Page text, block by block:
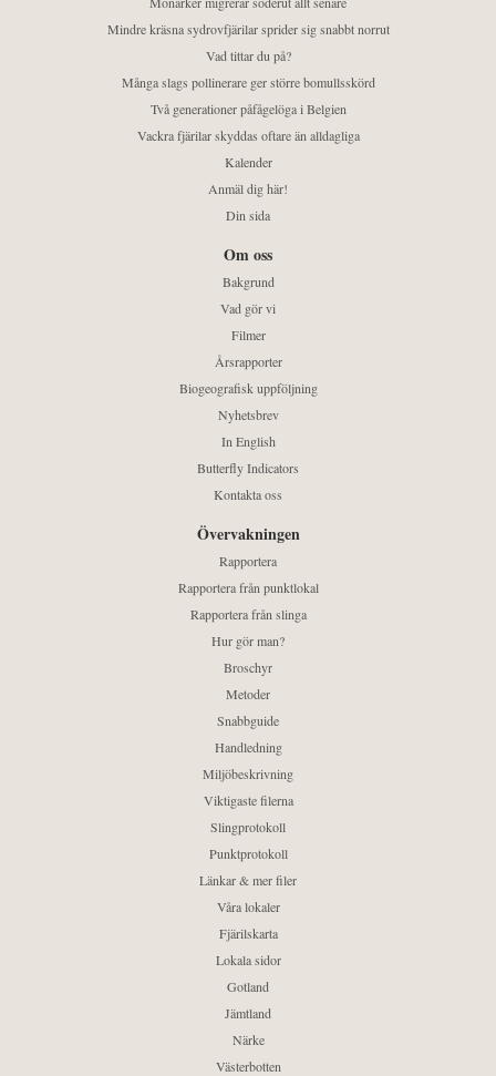
Mindre kräsna sydrovfjärilar sprider sig snabbt norrut
Vad tittar du på?
Många slags pollinerare ger större bomullsskörd
Två generationer påfågelöga i Belgien
Vackra fjärilar skyddas oftare än alldagliga
Kalender
Anmäl dig här!
Din sida
Om oss
Bakgrund
Vad gör vi
Filmer
Årsrapporter
Biogeografisk uppföljning
Nyhetsbrev
In English
Butterfly Indicators
Kontakta oss
Övervakningen
Rapportera
Rapportera från punktlokal
Rapportera från slinga
Hur gör man?
Broschyr
Metoder
Snabbguide
Handledning
Miljöbeskrivning
Viktigaste filerna
Slingprotokoll
Punktprotokoll
Länkar & mer filer
Våra lokaler
Fjärilskarta
Lokala sidor
Gotland
Jämtland
Närke
Västerbotten